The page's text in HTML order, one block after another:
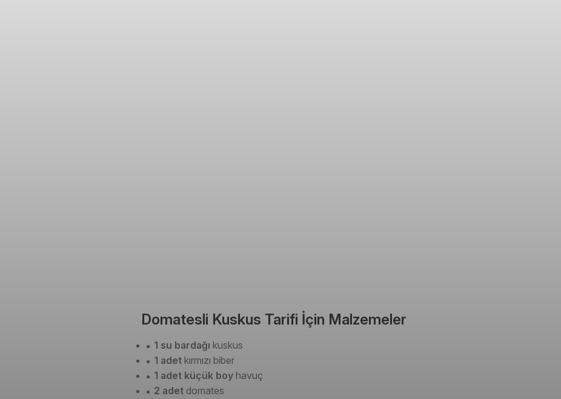
Domatesli Kuskus Tarifi İçin Malzemeler
1 su bardağı kuskus
1 adet kırmızı biber
1 adet küçük boy havuç
2 adet domates